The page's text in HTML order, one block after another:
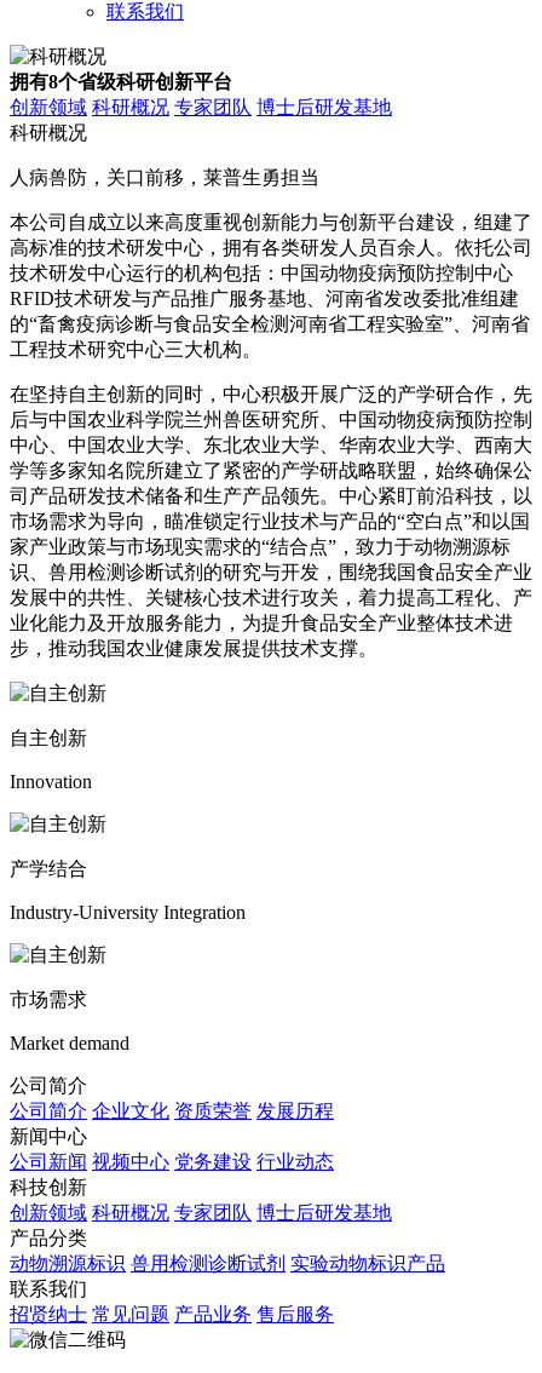
联系我们
拥有8个省级科研创新平台
创新领域 科研概况 专家团队 博士后研发基地
科研概况
人病兽防，关口前移，莱普生勇担当
本公司自成立以来高度重视创新能力与创新平台建设，组建了
高标准的技术研发中心，拥有各类研发人员百余人。依托公司
技术研发中心运行的机构包括：中国动物疫病预防控制中心
RFID技术研发与产品推广服务基地、河南省发改委批准组建
的“畜禽疫病诊断与食品安全检测河南省工程实验室”、河南省
工程技术研究中心三大机构。
在坚持自主创新的同时，中心积极开展广泛的产学研合作，先
后与中国农业科学院兰州兽医研究所、中国动物疫病预防控制
中心、中国农业大学、东北农业大学、华南农业大学、西南大
学等多家知名院所建立了紧密的产学研战略联盟，始终确保公
司产品研发技术储备和生产产品领先。中心紧盯前沿科技，以
市场需求为导向，瞄准锁定行业技术与产品的“空白点”和以国
家产业政策与市场现实需求的“结合点”，致力于动物溯源标
识、兽用检测诊断试剂的研究与开发，围绕我国食品安全产业
发展中的共性、关键核心技术进行攻关，着力提高工程化、产
业化能力及开放服务能力，为提升食品安全产业整体技术进
步，推动我国农业健康发展提供技术支撑。
自主创新
Innovation
产学结合
Industry-University Integration
市场需求
Market demand
公司简介
公司简介 企业文化 资质荣誉 发展历程
新闻中心
公司新闻 视频中心 党务建设 行业动态
科技创新
创新领域 科研概况 专家团队 博士后研发基地
产品分类
动物溯源标识 兽用检测诊断试剂 实验动物标识产品
联系我们
招贤纳士 常见问题 产品业务 售后服务